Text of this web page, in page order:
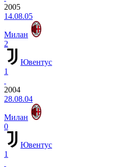
2005
14.08.05
Милан
2
Ювентус
1
2004
28.08.04
Милан
0
Ювентус
1